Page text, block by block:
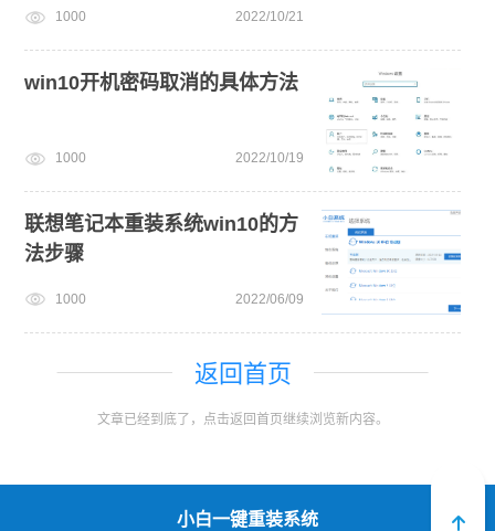
1000 2022/10/21
win10开机密码取消的具体方法
1000 2022/10/19
联想笔记本重装系统win10的方
法步骤
1000 2022/06/09
返回首页
文章已经到底了，点击返回首页继续浏览新内容。
小白一键重装系统